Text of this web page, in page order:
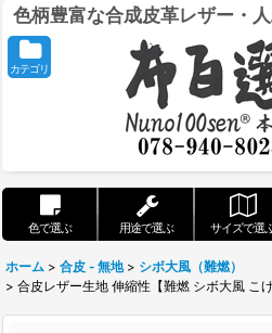
色柄豊富な合成皮革レザー・
カテゴリ
色で選ぶ 用途で選ぶ サイズで選
ホーム > 合皮 - 無地 > シボ大風（難燃）
> 合皮レザー生地 伸縮性【難燃 シボ大風 こげ